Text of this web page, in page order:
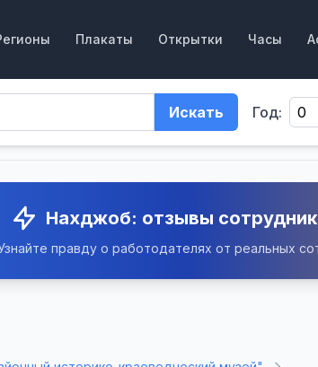
Плакаты Открытки Часы
Искать Год:
Нахджоб: отзывы
правду о работодателях от реальных